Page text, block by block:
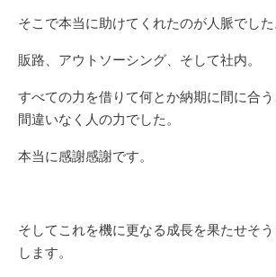
そこで本当に助けてくれたのが人脈でした
販路、アウトソーシング、そして社内。
すべての力を借りて何とか納期に間に合
間違いなく人の力でした。
本当に感謝感謝です。
そしてこれを機に更なる成長を果たせそ
します。